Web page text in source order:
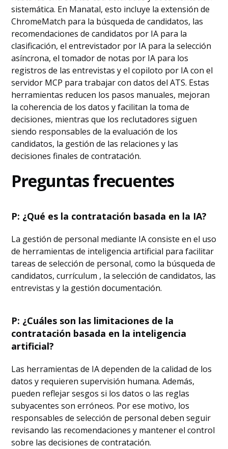
sistemática. En Manatal, esto incluye la extensión de
ChromeMatch para la búsqueda de candidatos, las
recomendaciones de candidatos por IA para la
clasificación, el entrevistador por IA para la selección
asíncrona, el tomador de notas por IA para los
registros de las entrevistas y el copiloto por IA con el
servidor MCP para trabajar con datos del ATS. Estas
herramientas reducen los pasos manuales, mejoran
la coherencia de los datos y facilitan la toma de
decisiones, mientras que los reclutadores siguen
siendo responsables de la evaluación de los
candidatos, la gestión de las relaciones y las
decisiones finales de contratación.
Preguntas frecuentes
P: ¿Qué es la contratación basada en la IA?
La gestión de personal mediante IA consiste en el uso
de herramientas de inteligencia artificial para facilitar
tareas de selección de personal, como la búsqueda de
candidatos, currículum , la selección de candidatos, las
entrevistas y la gestión documentación.
P: ¿Cuáles son las limitaciones de la
contratación basada en la inteligencia
artificial?
Las herramientas de IA dependen de la calidad de los
datos y requieren supervisión humana. Además,
pueden reflejar sesgos si los datos o las reglas
subyacentes son erróneos. Por ese motivo, los
responsables de selección de personal deben seguir
revisando las recomendaciones y mantener el control
sobre las decisiones de contratación.